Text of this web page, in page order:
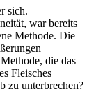
sich.
war bereits
Methode. Die
die das
Fleisches
zu unterbrechen?